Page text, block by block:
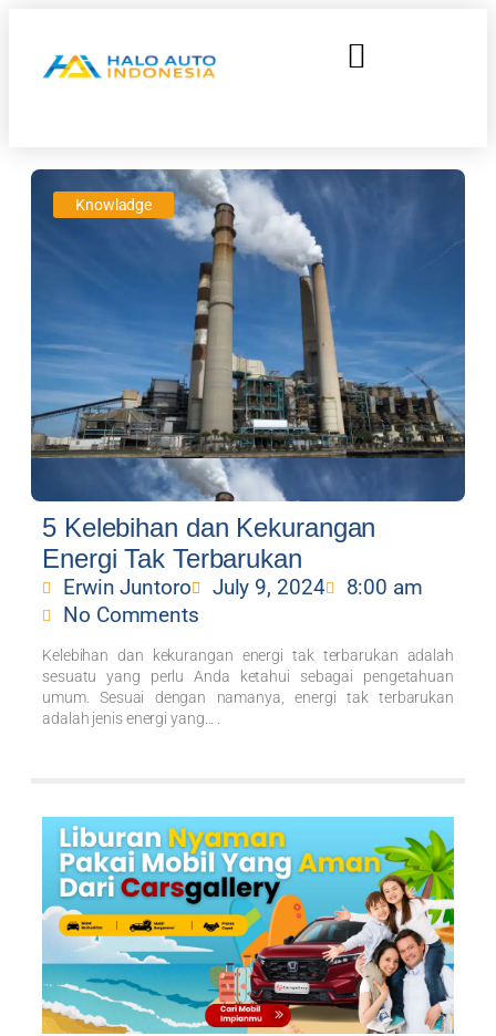
Knowladge
5 Kelebihan dan Kekurangan
Energi Tak Terbarukan
Erwin Juntoro July 9, 2024
8:00 am
No Comments
Kelebihan dan kekurangan energi tak terbarukan adalah
sesuatu yang perlu Anda ketahui sebagai pengetahuan
umum. Sesuai dengan namanya, energi tak terbarukan
adalah jenis energi yang... .